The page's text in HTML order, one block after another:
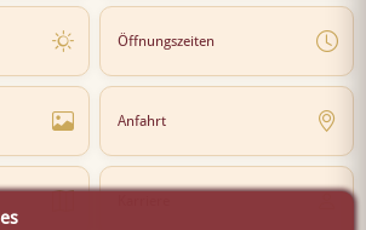
Öffnungszeiten
Anfahrt